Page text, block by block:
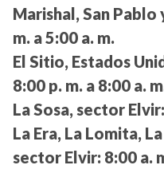
Marishal, San
m. a 5:00 a. m.
El Sitio, Estados
8:00 p. m. a 8:00 a.
La Sosa, sector Elvir:
La Era, La Lomita,
sector Elvir: 8:00 a.